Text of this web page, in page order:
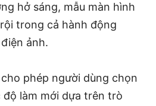
hở sáng, mẫu màn hình
trong cả hành động
ảnh.
phép người dùng chọn
làm mới dựa trên trò